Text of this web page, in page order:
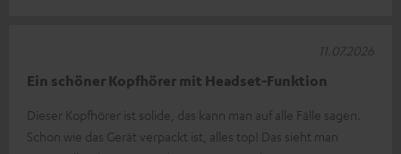
Ein schöner Kopfhörer mit Headset-Funktion
Dieser Kopfhörer ist solide, das kann man auf alle Fälle sagen.
Schon wie das Gerät verpackt ist, alles top! Das sieht man
11.07.2026